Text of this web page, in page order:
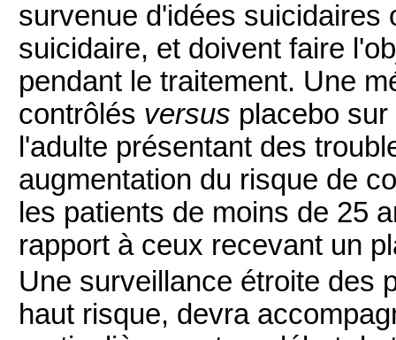
survenue d'idées suicidaires
suicidaire, et doivent faire
pendant le traitement. Une
contrôlés versus placebo
l'adulte présentant des
augmentation du risque de
les patients de moins de 25
rapport à ceux recevant un
Une surveillance étroite des
haut risque, devra